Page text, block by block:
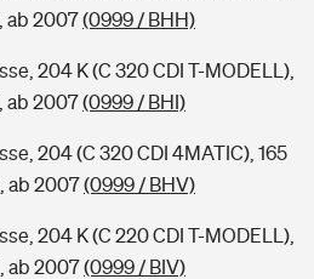
ab 2007(0999 / BHH)
204 K (C 320 CDI T-MODELL),
ab 2007(0999 / BHI)
204 (C 320 CDI 4MATIC), 165
ab 2007(0999 / BHV)
204 K (C 220 CDI T-MODELL),
ab 2007(0999 / BIV)